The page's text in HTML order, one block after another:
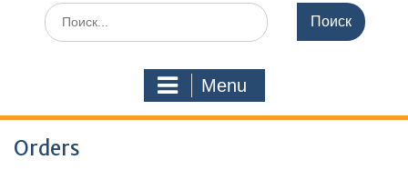
Search
for:
Menu
Orders